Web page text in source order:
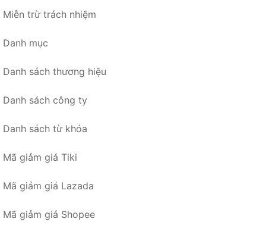
Miễn trừ trách nhiệm
Danh mục
Danh sách thương hiệu
Danh sách công ty
Danh sách từ khóa
Mã giảm giá Tiki
Mã giảm giá Lazada
Mã giảm giá Shopee